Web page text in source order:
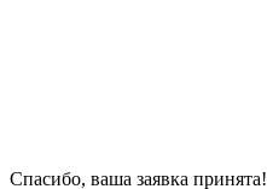
Спасибо, ваша заявка принята!